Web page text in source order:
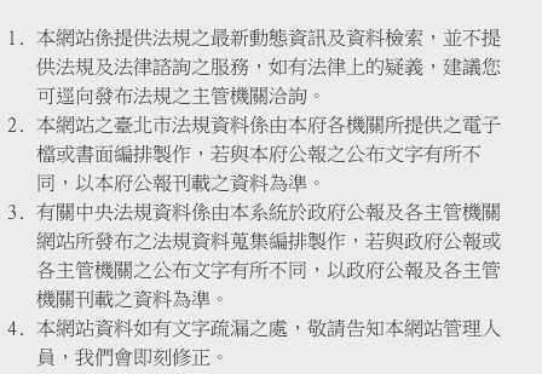
本網站係提供法規之最新動態資訊及資料檢索，並不提
供法規及法律諮詢之服務，如有法律上的疑義，建議您
可逕向發布法規之主管機關洽詢。
本網站之臺北市法規資料係由本府各機關所提供之電子
檔或書面編排製作，若與本府公報之公布文字有所不
同，以本府公報刊載之資料為準。
有關中央法規資料係由本系統於政府公報及各主管機關
網站所發布之法規資料蒐集編排製作，若與政府公報或
各主管機關之公布文字有所不同，以政府公報及各主管
機關刊載之資料為準。
本網站資料如有文字疏漏之處，敬請告知本網站管理人
員，我們會即刻修正。